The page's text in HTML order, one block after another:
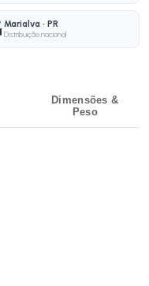
Marialva · PR
Distribuição nacional
Dimensões &
Peso